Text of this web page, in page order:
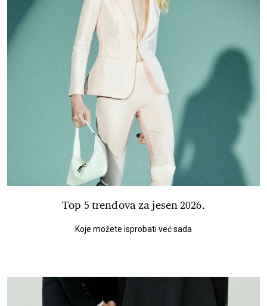
Top 5 trendova za jesen 2026.
Koje možete isprobati već sada